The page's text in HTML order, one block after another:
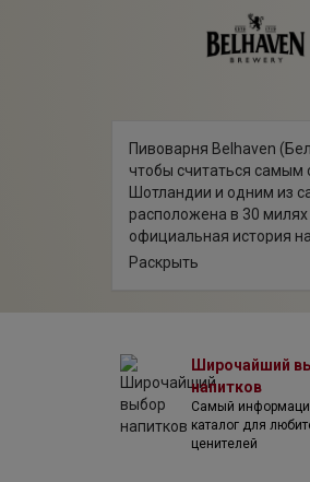
Пивоварня Belhaven
чтобы считаться
Шотландии и одним из
расположена в 30
официальная история
согласно
свидетельства
владельцем пивоварни
которому предприятие
Джонстона. Почти 150
Раскрыть
Широчайший
напитков
Самый
каталог для
ценителей